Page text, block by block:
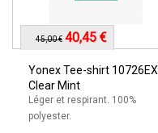
Yonex Tee-shirt 10726EX
Clear Mint
Léger et respirant. 100%
polyester.
45,00 € 40,45 €